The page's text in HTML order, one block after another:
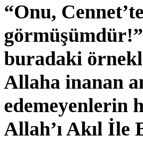
“Onu,
buradaki
Allaha inanan
edemeyenlerin
Allah’ı Akıl İle